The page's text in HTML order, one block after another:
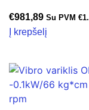
€981,89 Su PVM €
Į krepšelį